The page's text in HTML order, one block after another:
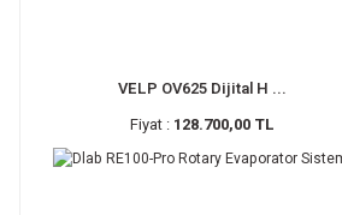
VELP OV625 Dijital H ...
Fiyat : 128.700,00 TL